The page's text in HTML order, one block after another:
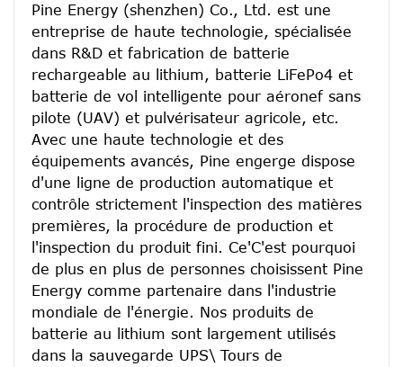
Pine Energy (shenzhen) Co., Ltd. est une
entreprise de haute technologie, spécialisée
dans R&D et fabrication de batterie
rechargeable au lithium, batterie LiFePo4 et
batterie de vol intelligente pour aéronef sans
pilote (UAV) et pulvérisateur agricole, etc.
Avec une haute technologie et des
équipements avancés, Pine engerge dispose
d'une ligne de production automatique et
contrôle strictement l'inspection des matières
premières, la procédure de production et
l'inspection du produit fini. Ce'C'est pourquoi
de plus en plus de personnes choisissent Pine
Energy comme partenaire dans l'industrie
mondiale de l'énergie. Nos produits de
batterie au lithium sont largement utilisés
dans la sauvegarde UPS\ Tours de